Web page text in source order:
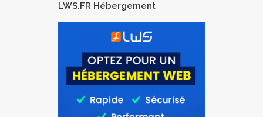
LWS.FR Hébergement